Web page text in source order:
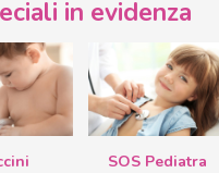
in evidenza
SOS Pediatra